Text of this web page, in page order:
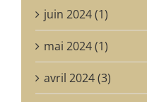
juin 2024 (1)
mai 2024 (1)
avril 2024 (3)